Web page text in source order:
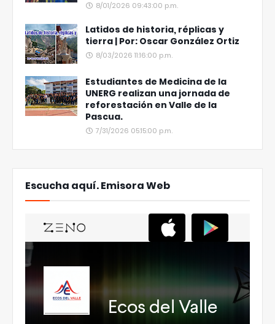
8/01/2026 09:43:00 p.m.
Latidos de historia, réplicas y
tierra | Por: Oscar González Ortiz
8/03/2026 11:16:00 p.m.
Estudiantes de Medicina de la
UNERG realizan una jornada de
reforestación en Valle de la
Pascua.
7/31/2026 05:15:00 p.m.
Escucha aquí. Emisora Web